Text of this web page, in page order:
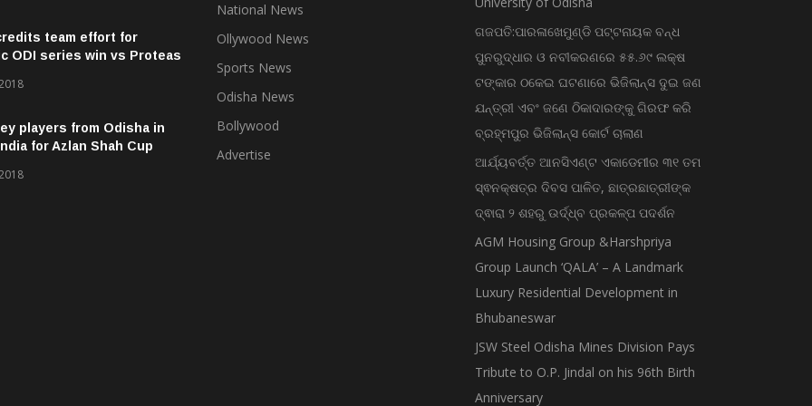
team effort for
ODI series win vs Proteas
players from Odisha in
for Azlan Shah Cup
National News
Ollywood News
Sports News
Odisha News
Bollywood
Advertise
ଗଜପତି:ପାରଳାଖେମୁଣ୍ଡି ପଟ୍ଟନାୟକ ବନ୍ଧ
ପୁନରୁଦ୍ଧାର ଓ ନବୀକରଣରେ ୫୫.୬୯ ଲକ୍ଷ
ଟଙ୍କାର ଠକେଇ ଘଟଣାରେ ଭିଜିଲାନ୍ସ ଦୁଇ ଜଣ
ଯନ୍ତ୍ରୀ ଏବଂ ଜଣେ ଠିକାଦାରଙ୍କୁ ଗିରଫ କରି
ବ୍ରହ୍ମପୁର ଭିଜିଲାନ୍ସ କୋର୍ଟ ଚାଲାଣ
ଆର୍ଯ୍ୟବର୍ତ୍ତ ଆନସିଏଣ୍ଟ ଏକାଡେମୀର ୩୧ ତମ
ସ୍ଵନକ୍ଷତ୍ର ଦିବସ ପାଳିତ, ଛାତ୍ରଛାତ୍ରୀଙ୍କ
ଦ୍ଵାରା ୨ ଶହରୁ ଉର୍ଦ୍ଧ୍ବ ପ୍ରକଳ୍ପ ପଦର୍ଶନ
AGM Housing Group &Harshpriya
Group Launch ‘QALA’ – A Landmark
Luxury Residential Development in
Bhubaneswar
JSW Steel Odisha Mines Division Pays
Tribute to O.P. Jindal on his 96th Birth
Anniversary